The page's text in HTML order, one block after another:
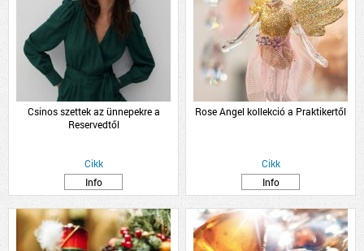
Csinos szettek az ünnepekre a
Reservedtől
Cikk
Info
Rose Angel kollekció a Praktikertől
Cikk
Info